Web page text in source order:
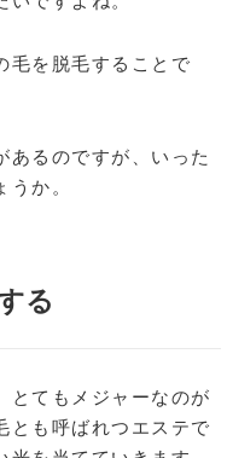
毛を脱毛することで
あるのですが、いった
か。
る
とてもメジャーなのが
とも呼ばれつエステで